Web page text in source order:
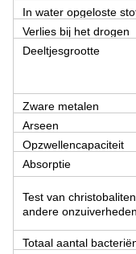
In water opgeloste
Verlies bij het drogen
Deeltjesgrootte
Zware metalen
Arseen
Opzwellencapaciteit
Absorptie
Test van
andere onzuiverheden
Totaal aantal